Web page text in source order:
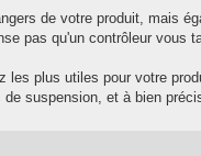
de votre produit, mais
pas qu'un contrôleur vous
plus utiles pour votre
suspension, et à bien